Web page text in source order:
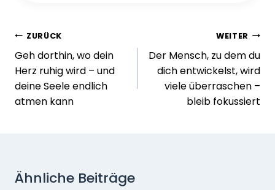
Beitragsnavigation
ZURÜCK
Geh dorthin, wo dein
Herz ruhig wird – und
deine Seele endlich
atmen kann
WEITER
Der Mensch, zu dem du
dich entwickelst, wird
viele überraschen –
bleib fokussiert
Ähnliche Beiträge